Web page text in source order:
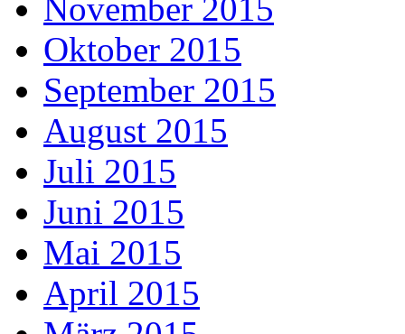
November 2015
Oktober 2015
September 2015
August 2015
Juli 2015
Juni 2015
Mai 2015
April 2015